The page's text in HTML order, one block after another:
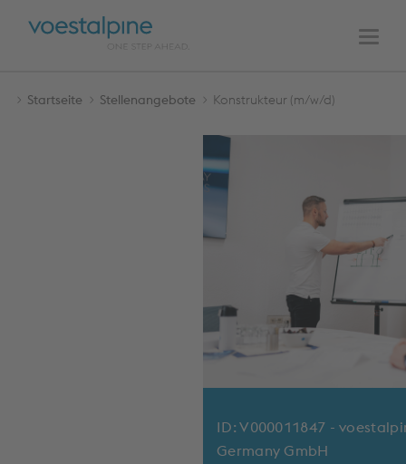
Zum
ZurHAUPTNAVIGATION
Startseite Stellenangebote Konstrukteur (m/w/d)
ID: V000011847 -
Germany GmbH